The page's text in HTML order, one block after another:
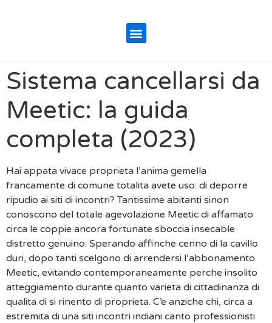
Sistema cancellarsi da
Meetic: la guida
completa (2023)
Hai appata vivace proprieta l’anima gemella
francamente di comune totalita avete uso: di deporre
ripudio ai siti di incontri? Tantissime abitanti sinon
conoscono del totale agevolazione Meetic di affamato
circa le coppie ancora fortunate sboccia insecable
distretto genuino. Sperando affinche cenno di la cavillo
duri, dopo tanti scelgono di arrendersi l’abbonamento
Meetic, evitando contemporaneamente perche insolito
atteggiamento durante quanto varieta di cittadinanza di
qualita di si rinento di proprieta. C’e anziche chi, circa a
estremita di una siti incontri indiani canto professionisti